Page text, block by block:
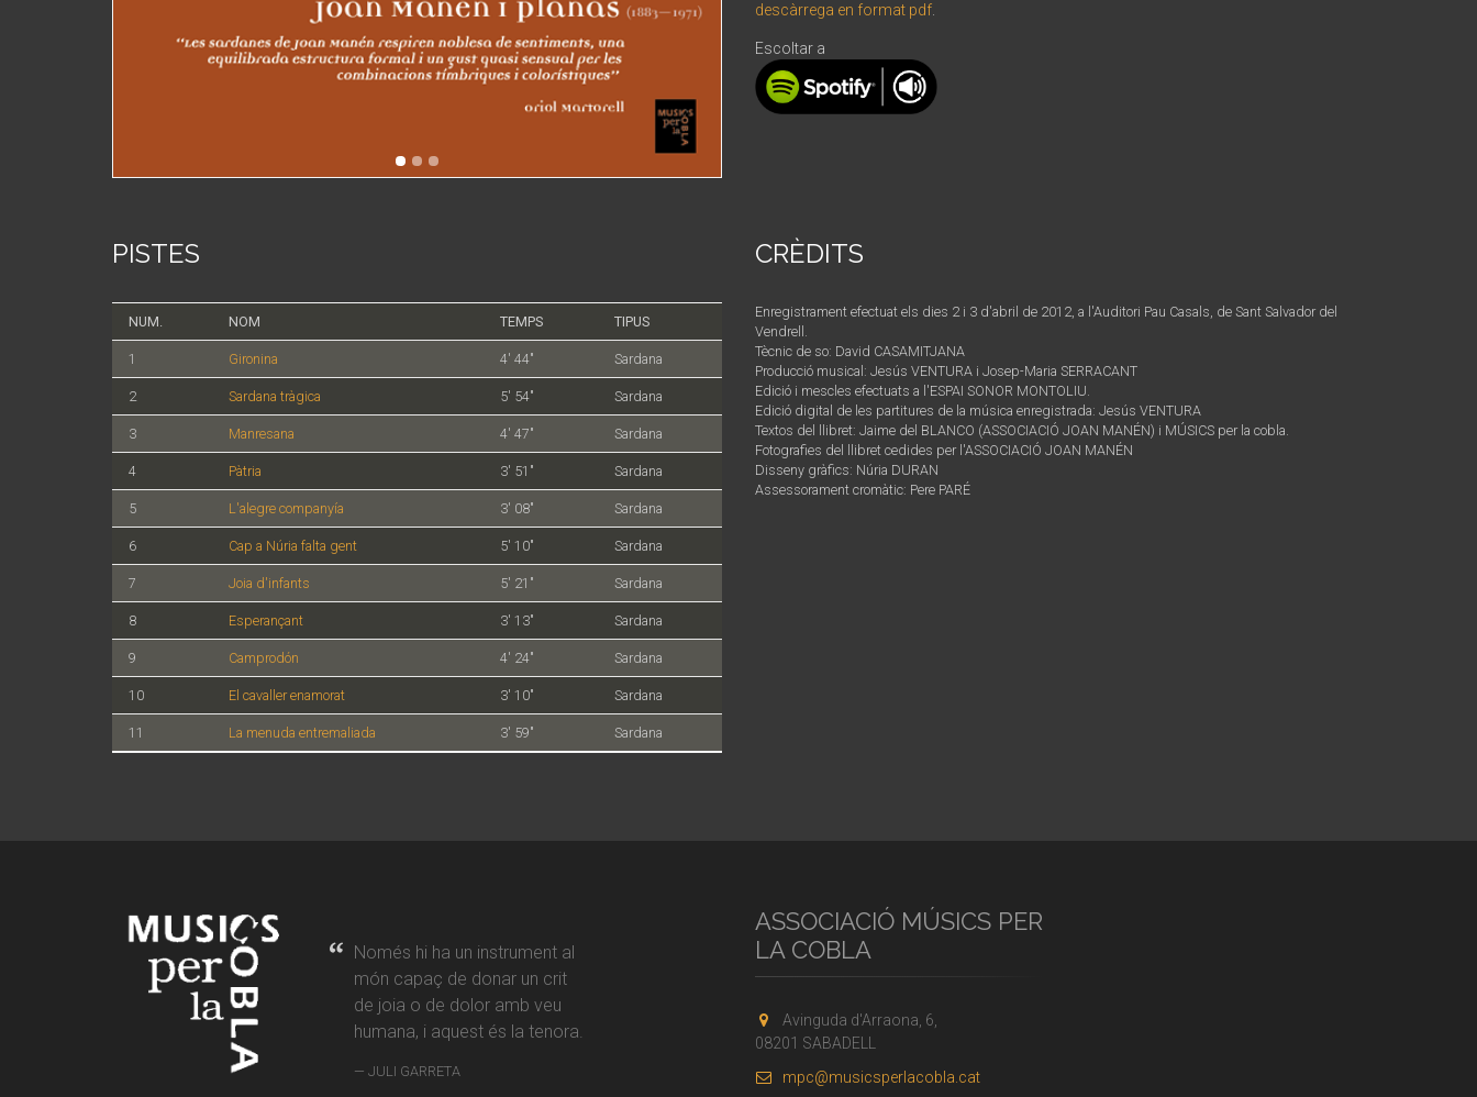
descàrrega en format pdf
Escoltar a
PISTES
NUM. NOM TEMPS TIPUS
1 Gironina 4' 44" Sardana
2 Sardana tràgica 5' 54" Sardana
3 Manresana 4' 47" Sardana
4 Pàtria 3' 51" Sardana
5 L'alegre companyía 3' 08" Sardana
6 Cap a Núria falta gent 5' 10" Sardana
7 Joia d'infants 5' 21" Sardana
8 Esperançant 3' 13" Sardana
9 Camprodón 4' 24" Sardana
10 El cavaller enamorat 3' 10" Sardana
11 La menuda entremaliada 3' 59" Sardana
CRÈDITS
Enregistrament efectuat els dies 2 i 3 d'abril de 2012, a l'Auditori Pau Casals, de Sant Salvador del
Vendrell.
Tècnic de so: David CASAMITJANA
Producció musical: Jesús VENTURA i Josep-Maria SERRACANT
Edició i mescles efectuats a l'ESPAI SONOR MONTOLIU.
Edició digital de les partitures de la música enregistrada: Jesús VENTURA
Textos del llibret: Jaime del BLANCO (ASSOCIACIÓ JOAN MANÉN) i MÚSICS per la cobla.
Fotografies del llibret cedides per l'ASSOCIACIÓ JOAN MANÉN
Disseny gràfics: Núria DURAN
Assessorament cromàtic: Pere PARÉ
Només hi ha un instrument al
món capaç de donar un crit
de joia o de dolor amb veu
humana, i aquest és la tenora.
JULI GARRETA
ASSOCIACIÓ MÚSICS PER
LA COBLA
Avinguda d'Arraona, 6,
08201 SABADELL
mpc@musicsperlacobla.cat